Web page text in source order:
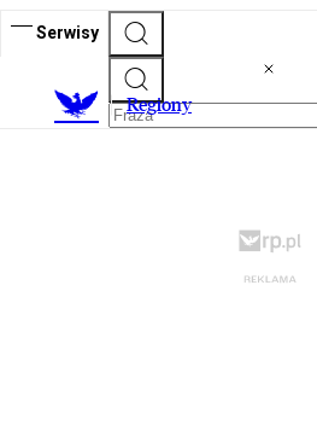
Serwisy
Regiony